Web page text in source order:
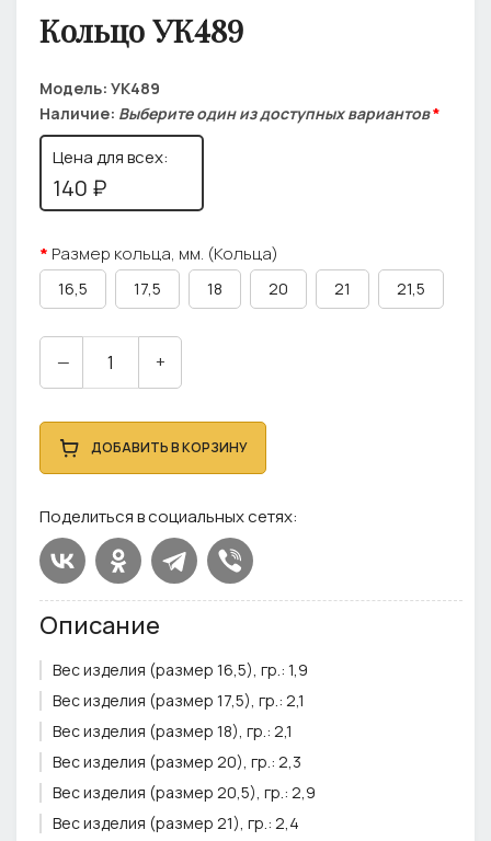
Кольцо УК489
Модель: УК489
Наличие: Выберите один из доступных вариантов*
Цена для всех:
140 ₽
Размер кольца, мм. (Кольца)
16,5 17,5 18 20 21 21,5
— +
ДОБАВИТЬ В КОРЗИНУ
Поделиться в социальных сетях:
Описание
Вес изделия (размер 16,5), гр.: 1,9
Вес изделия (размер 17,5), гр.: 2,1
Вес изделия (размер 18), гр.: 2,1
Вес изделия (размер 20), гр.: 2,3
Вес изделия (размер 20,5), гр.: 2,9
Вес изделия (размер 21), гр.: 2,4